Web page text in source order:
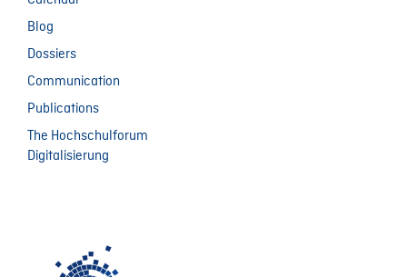
Blog
Dossiers
Communication
Publications
The Hochschulforum
Digitalisierung